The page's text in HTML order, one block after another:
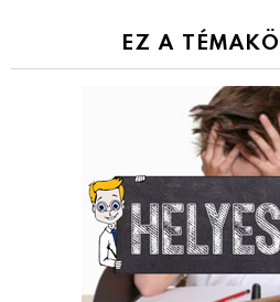
EZ A